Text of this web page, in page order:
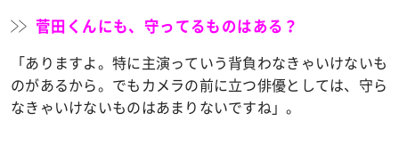
菅田くんにも、守ってるものはある？
「ありますよ。特に主演っていう背負わなきゃいけないも
のがあるから。でもカメラの前に立つ俳優としては、守ら
なきゃいけないものはあまりないですね」。